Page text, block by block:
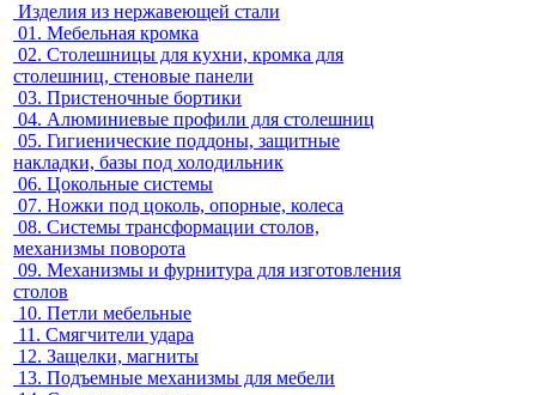
Изделия из нержавеющей стали
01. Мебельная кромка
02. Столешницы для кухни, кромка для
столешниц, стеновые панели
03. Пристеночные бортики
04. Алюминиевые профили для столешниц
05. Гигиенические поддоны, защитные
накладки, базы под холодильник
06. Цокольные системы
07. Ножки под цоколь, опорные, колеса
08. Системы трансформации столов,
механизмы поворота
09. Механизмы и фурнитура для изготовления
столов
10. Петли мебельные
11. Смягчители удара
12. Защелки, магниты
13. Подъемные механизмы для мебели